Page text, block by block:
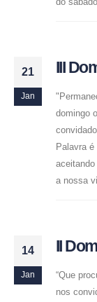
21
Jan
III
domingo
Palavra
a nossa
14
Jan
II
“Que
nos